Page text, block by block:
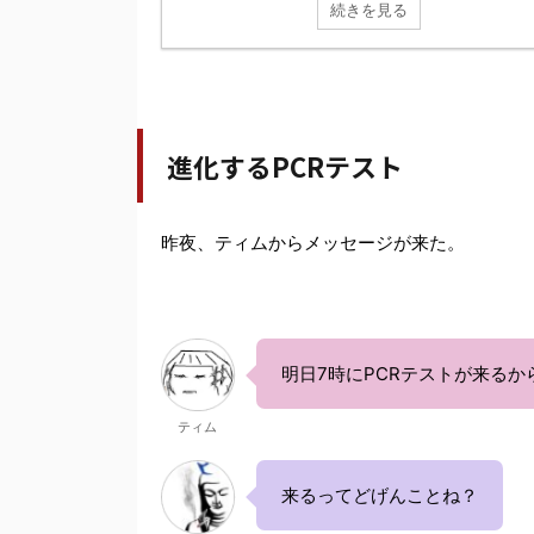
続きを見る
進化するPCRテスト
昨夜、ティムからメッセージが来た。
ティム
明日7時にPCRテストが来るか
来るってどげんことね？